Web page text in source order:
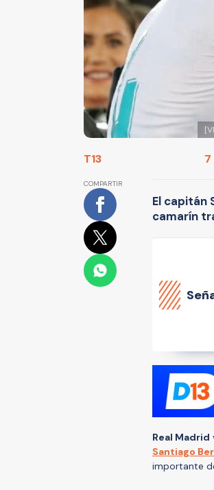
T13 7
COMPARTIR
El capitán
camarín
Real Madrid
Santiago
importante